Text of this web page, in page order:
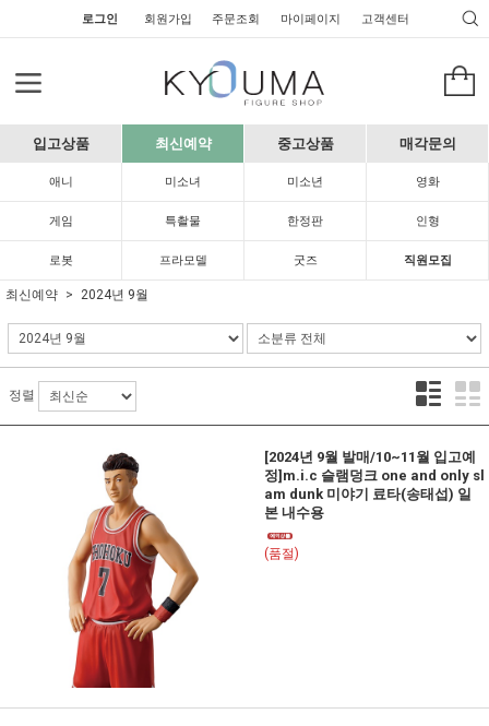
로그인 회원가입 주문조회 마이페이지 고객센터
입고상품 최신예약 중고상품 매각문의
애니 미소녀 미소년 영화
게임 특촬물 한정판 인형
로봇 프라모델 굿즈 직원모집
최신예약 2024년 9월
정렬
[2024년 9월 발매/10~11월 입고예
정]m.i.c 슬램덩크 one and only sl
am dunk 미야기 료타(송태섭) 일
본 내수용
(품절)